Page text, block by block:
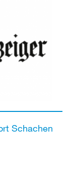
Schachen